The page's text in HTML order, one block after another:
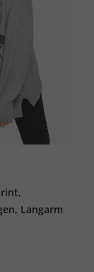
Langarm